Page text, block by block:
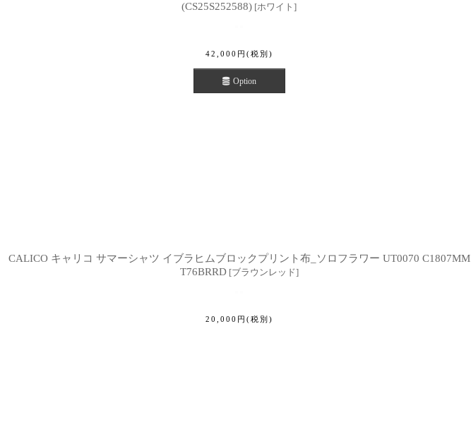
(CS25S252588) [ホワイト ]
42,000 円 (税別)
Option
CALICO キャリコ サマーシャツ イブラヒムブロックプリント布_ソロフラワー UT0070 C1807MM
T76BRRD [ブラウンレッド]
20,000 円 (税別)